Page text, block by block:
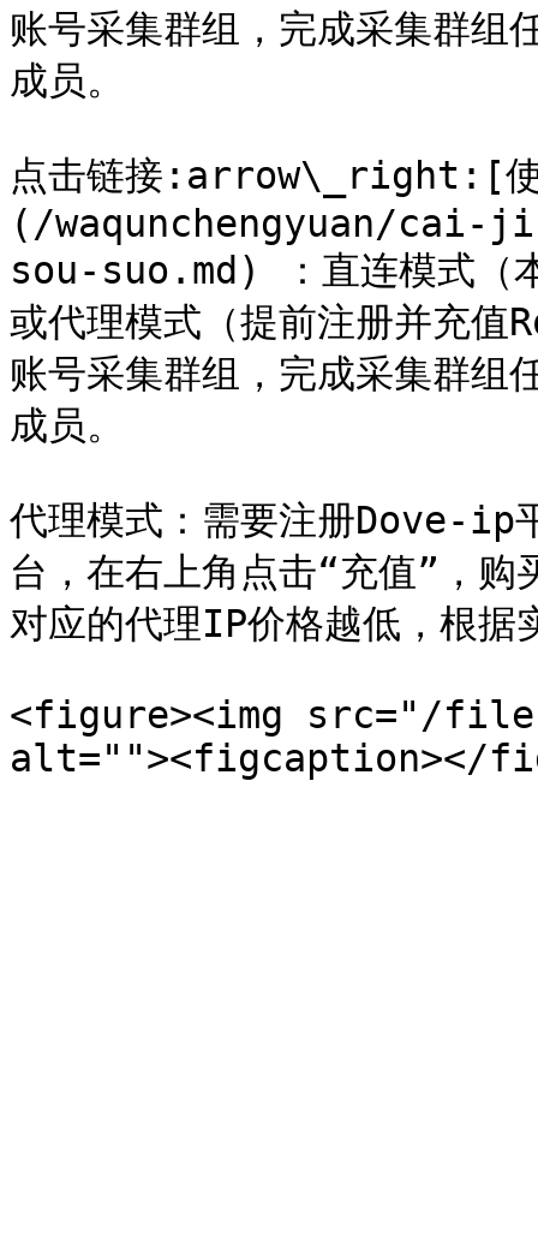
账号采集群组，完成采集群组
成员。
点击链接:arrow\_right:[使
(/waqunchengyuan/cai-
sou-suo.md) ：直连模式（
或代理模式（提前注册并充
账号采集群组，完成采集群组
成员。
代理模式：需要注册Dove-ip
台，在右上角点击“充值”，购
对应的代理IP价格越低，根
<figure><img src="/files/